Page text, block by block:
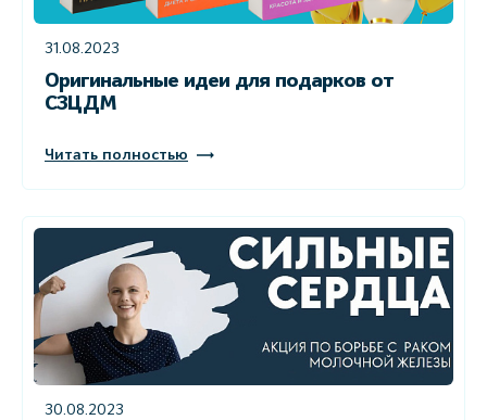
31.08.2023
Оригинальные идеи для подарков от
СЗЦДМ
Читать полностью
30.08.2023